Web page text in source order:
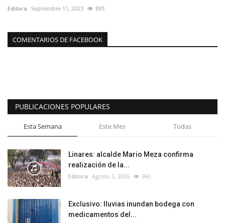
Editora Septiembre 11, 2023 893
COMENTARIOS DE FACEBOOK
PUBLICACIONES POPULARES
Esta Semana Este Mes Todas
Linares: alcalde Mario Meza confirma
realización de la...
Editora Agosto 5, 2026 960
Exclusivo: lluvias inundan bodega con
medicamentos del...